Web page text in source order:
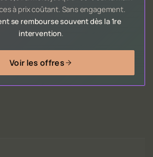
à prix coûtant. Sans engagement.
se rembourse souvent dès la 1re
intervention.
Voir les offres